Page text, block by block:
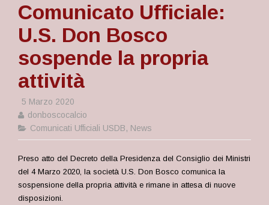
Comunicato Ufficiale:
U.S. Don Bosco
sospende la propria
attività
5 Marzo 2020
donboscocalcio
Comunicati Ufficiali USDB, News
Preso atto del Decreto della Presidenza del Consiglio dei Ministri
del 4 Marzo 2020, la società U.S. Don Bosco comunica la
sospensione della propria attività e rimane in attesa di nuove
disposizioni.